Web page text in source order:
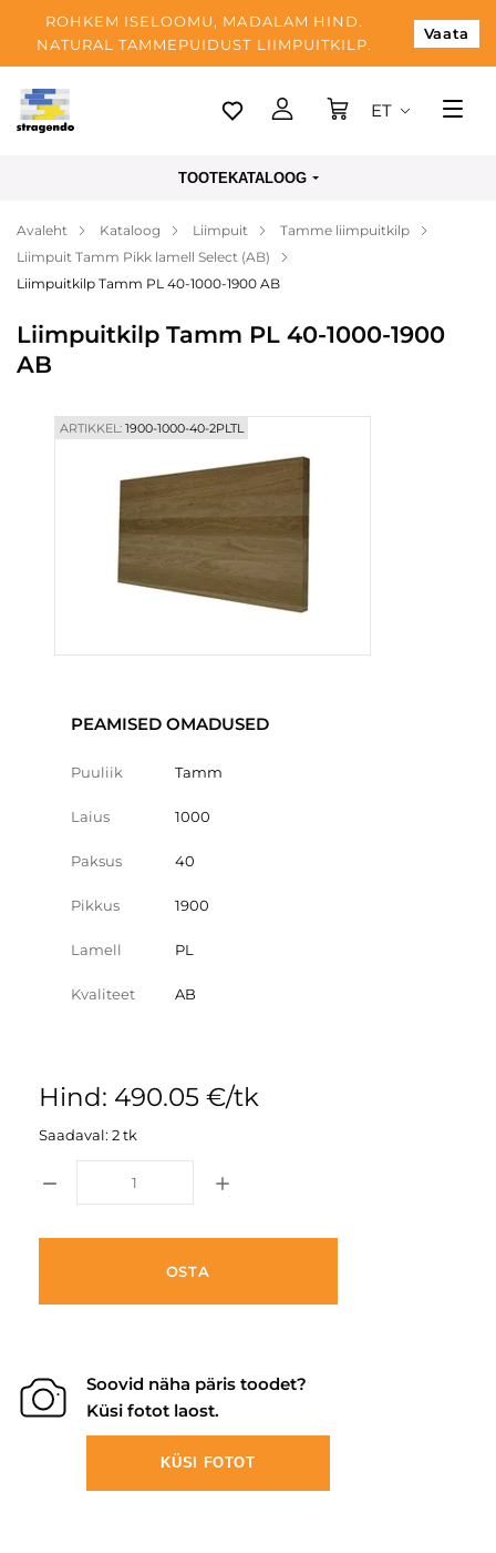
ROHKEM ISELOOMU, MADALAM HIND.
NATURAL TAMMEPUIDUST LIIMPUITKILP.
Vaata
Tallinn
Makse
Meist
Kontaktid
ET
TOOTEKATALOOG
Avaleht Kataloog Liimpuit
Tamme liimpuitkilp
Liimpuit Tamm Pikk lamell Select (AB)
Liimpuitkilp Tamm PL 40-1000-1900 AB
Liimpuitkilp Tamm PL 40-1000-1900
AB
ARTIKKEL:1900-1000-40-2PLTL
PEAMISED OMADUSED
Puuliik Tamm
Laius 1000
Paksus 40
Pikkus 1900
Lamell PL
Kvaliteet AB
Hind: 490.05 €/tk
Saadaval: 2 tk
OSTA
Soovid näha päris toodet?
Küsi fotot laost.
KÜSI FOTOT